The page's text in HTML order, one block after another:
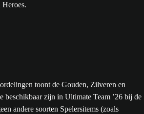
toont de Gouden, Zilveren en
beschikbaar zijn in Ultimate Team ’26 bij de
andere soorten Spelersitems (zoals